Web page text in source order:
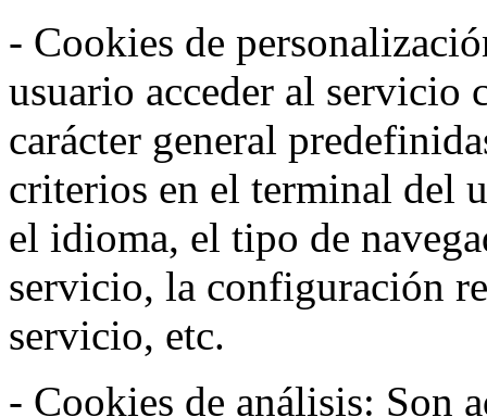
- Cookies de
usuario acceder al servicio
carácter general
criterios en el terminal del
el idioma, el tipo de
servicio, la configuración
servicio, etc.
- Cookies de análisis: Son